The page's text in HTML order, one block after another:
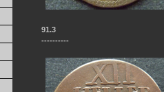
91.3
----------